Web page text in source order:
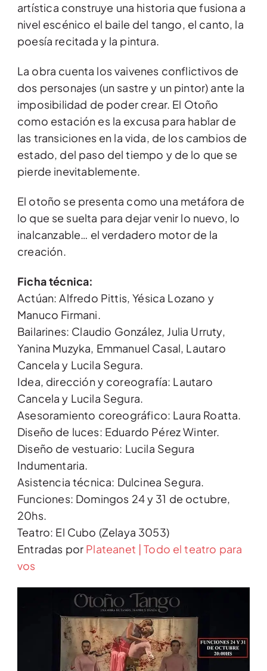
artística construye una historia que fusiona a
nivel escénico el baile del tango, el canto, la
poesía recitada y la pintura.
La obra cuenta los vaivenes conflictivos de
dos personajes (un sastre y un pintor) ante la
imposibilidad de poder crear. El Otoño
como estación es la excusa para hablar de
las transiciones en la vida, de los cambios de
estado, del paso del tiempo y de lo que se
pierde inevitablemente.
El otoño se presenta como una metáfora de
lo que se suelta para dejar venir lo nuevo, lo
inalcanzable… el verdadero motor de la
creación.
Ficha técnica:
Actúan: Alfredo Pittis, Yésica Lozano y
Manuco Firmani.
Bailarines: Claudio González, Julia Urruty,
Yanina Muzyka, Emmanuel Casal, Lautaro
Cancela y Lucila Segura.
Idea, dirección y coreografía: Lautaro
Cancela y Lucila Segura.
Asesoramiento coreográfico: Laura Roatta.
Diseño de luces: Eduardo Pérez Winter.
Diseño de vestuario: Lucila Segura
Indumentaria.
Asistencia técnica: Dulcinea Segura.
Funciones: Domingos 24 y 31 de octubre,
20hs.
Teatro: El Cubo (Zelaya 3053)
Entradas por Plateanet | Todo el teatro para
vos